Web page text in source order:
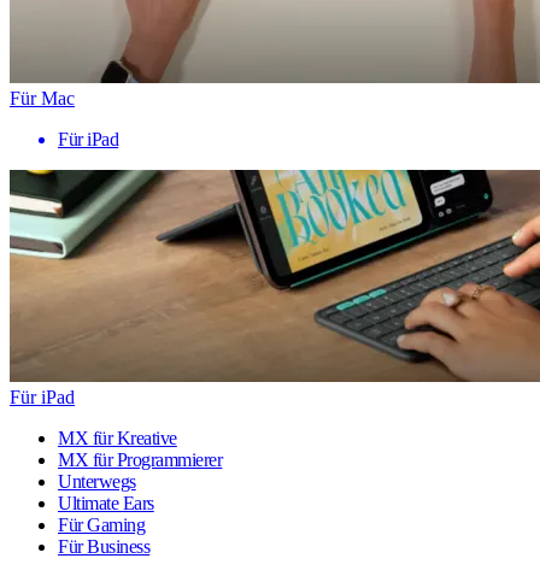
Für Mac
Für iPad
Für iPad
MX für Kreative
MX für Programmierer
Unterwegs
Ultimate Ears
Für Gaming
Für Business